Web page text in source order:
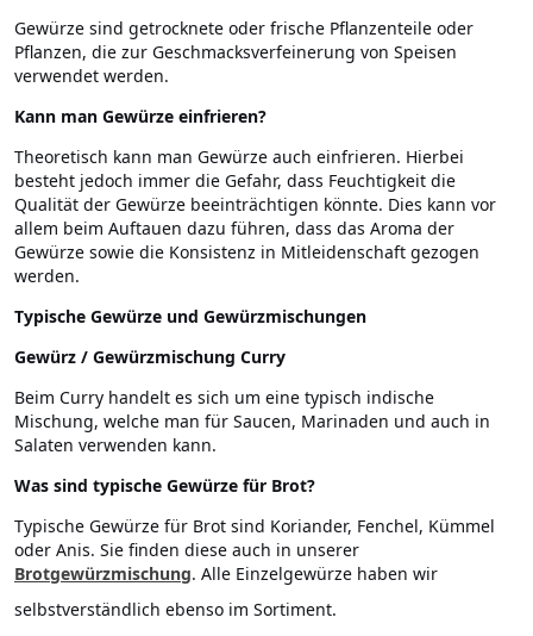
Gewürze sind getrocknete oder frische Pflanzenteile oder
Pflanzen, die zur Geschmacksverfeinerung von Speisen
verwendet werden.
Kann man Gewürze einfrieren?
Theoretisch kann man Gewürze auch einfrieren. Hierbei
besteht jedoch immer die Gefahr, dass Feuchtigkeit die
Qualität der Gewürze beeinträchtigen könnte. Dies kann vor
allem beim Auftauen dazu führen, dass das Aroma der
Gewürze sowie die Konsistenz in Mitleidenschaft gezogen
werden.
Typische Gewürze und Gewürzmischungen
Gewürz / Gewürzmischung Curry
Beim Curry handelt es sich um eine typisch indische
Mischung, welche man für Saucen, Marinaden und auch in
Salaten verwenden kann.
Was sind typische Gewürze für Brot?
Typische Gewürze für Brot sind Koriander, Fenchel, Kümmel
oder Anis. Sie finden diese auch in unserer
Brotgewürzmischung. Alle Einzelgewürze haben wir
selbstverständlich ebenso im Sortiment.